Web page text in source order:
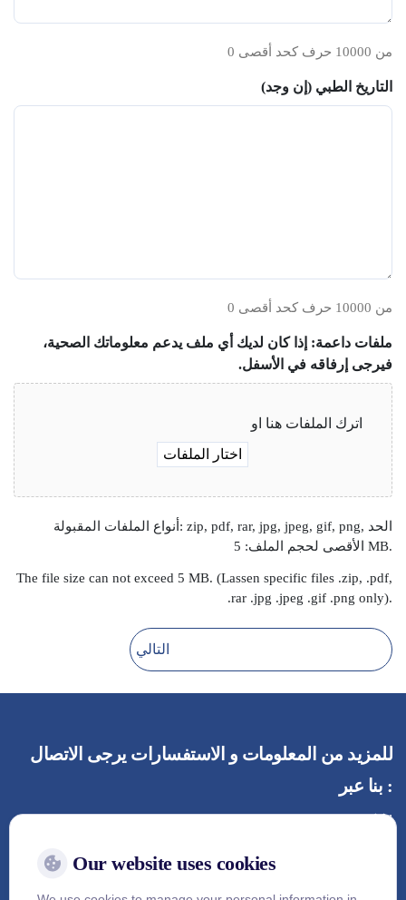
0 من 10000 حرف كحد أقصى
التاريخ الطبي (إن وجد)
0 من 10000 حرف كحد أقصى
ملفات داعمة: إذا كان لديك أي ملف يدعم معلوماتك الصحية،
فيرجى إرفاقه في الأسفل.
اترك الملفات هنا او
اختار الملفات
أنواع الملفات المقبولة: zip, pdf, rar, jpg, jpeg, gif, png, الحد
الأقصى لحجم الملف: 5 MB.
The file size can not exceed 5 MB. (Lassen specific files .zip, .pdf,
.rar .jpg .jpeg .gif .png only).
للمزيد من المعلومات و الاستفسارات يرجى الاتصال
بنا عبر :
Cardiac Center, 5th Floor, Vejthani Hospital
Email :service@vejthani.com
Our website uses cookies